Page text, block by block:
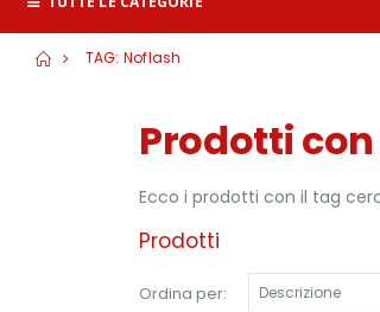
TAG: Noflash
Prodotti con
Ecco i prodotti con il tag
Prodotti
Ordina per: